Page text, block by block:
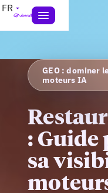
FR
GEO : dominer
moteurs IA
: Guide
sa